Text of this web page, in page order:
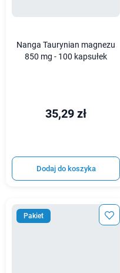
Nanga Taurynian magnezu
850 mg - 100 kapsułek
35,29 zł
Dodaj do koszyka
Pakiet